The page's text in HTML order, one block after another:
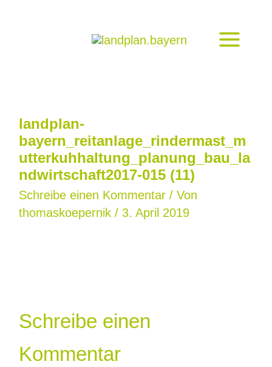
landplan-
bayern_reitanlage_rindermast_m
utterkuhhaltung_planung_bau_la
ndwirtschaft2017-015 (11)
Schreibe einen Kommentar / Von
thomaskoepernik / 3. April 2019
Schreibe einen
Kommentar